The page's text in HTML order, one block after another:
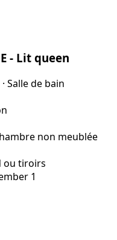
- Lit queen
· Salle de bain
non meublée
ou tiroirs
1